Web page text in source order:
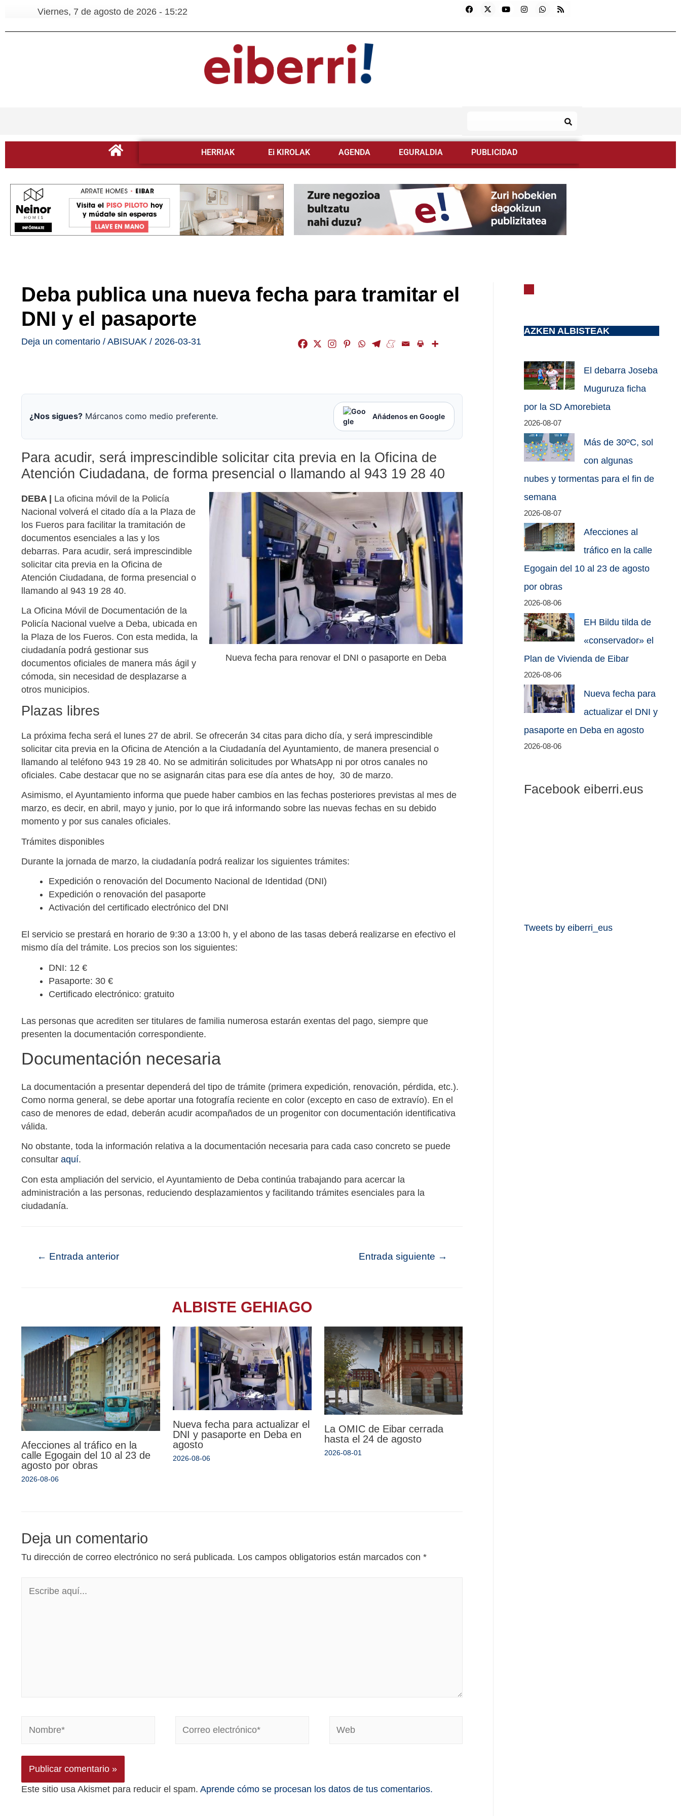
Viernes, 7 de agosto de 2026 - 15:22
HERRIAK Ei KIROLAK AGENDA EGURALDIA PUBLICIDAD
Deba publica una nueva fecha para tramitar el
DNI y el pasaporte
Deja un comentario / ABISUAK / 2026-03-31
¿Nos sigues? Márcanos como medio preferente. Añádenos en Google
Para acudir, será imprescindible solicitar cita previa en la Oficina de
Atención Ciudadana, de forma presencial o llamando al 943 19 28 40
Nueva fecha para renovar el DNI o pasaporte en Deba
DEBA | La oficina móvil de la Policía
Nacional volverá el citado día a la Plaza de
los Fueros para facilitar la tramitación de
documentos esenciales a las y los
debarras. Para acudir, será imprescindible
solicitar cita previa en la Oficina de
Atención Ciudadana, de forma presencial o
llamando al 943 19 28 40.
La Oficina Móvil de Documentación de la
Policía Nacional vuelve a Deba, ubicada en
la Plaza de los Fueros. Con esta medida, la
ciudadanía podrá gestionar sus
documentos oficiales de manera más ágil y
cómoda, sin necesidad de desplazarse a
otros municipios.
Plazas libres
La próxima fecha será el lunes 27 de abril. Se ofrecerán 34 citas para dicho día, y será imprescindible
solicitar cita previa en la Oficina de Atención a la Ciudadanía del Ayuntamiento, de manera presencial o
llamando al teléfono 943 19 28 40. No se admitirán solicitudes por WhatsApp ni por otros canales no
oficiales. Cabe destacar que no se asignarán citas para ese día antes de hoy, 30 de marzo.
Asimismo, el Ayuntamiento informa que puede haber cambios en las fechas posteriores previstas al mes de
marzo, es decir, en abril, mayo y junio, por lo que irá informando sobre las nuevas fechas en su debido
momento y por sus canales oficiales.
Trámites disponibles
Durante la jornada de marzo, la ciudadanía podrá realizar los siguientes trámites:
Expedición o renovación del Documento Nacional de Identidad (DNI)
Expedición o renovación del pasaporte
Activación del certificado electrónico del DNI
El servicio se prestará en horario de 9:30 a 13:00 h, y el abono de las tasas deberá realizarse en efectivo el
mismo día del trámite. Los precios son los siguientes:
DNI: 12 €
Pasaporte: 30 €
Certificado electrónico: gratuito
Las personas que acrediten ser titulares de familia numerosa estarán exentas del pago, siempre que
presenten la documentación correspondiente.
Documentación necesaria
La documentación a presentar dependerá del tipo de trámite (primera expedición, renovación, pérdida, etc.).
Como norma general, se debe aportar una fotografía reciente en color (excepto en caso de extravío). En el
caso de menores de edad, deberán acudir acompañados de un progenitor con documentación identificativa
válida.
No obstante, toda la información relativa a la documentación necesaria para cada caso concreto se puede
consultar aquí.
Con esta ampliación del servicio, el Ayuntamiento de Deba continúa trabajando para acercar la
administración a las personas, reduciendo desplazamientos y facilitando trámites esenciales para la
ciudadanía.
← Entrada anterior Entrada siguiente →
ALBISTE GEHIAGO
Afecciones al tráfico en la
calle Egogain del 10 al 23 de
agosto por obras
2026-08-06
Nueva fecha para actualizar el
DNI y pasaporte en Deba en
agosto
2026-08-06
La OMIC de Eibar cerrada
hasta el 24 de agosto
2026-08-01
Deja un comentario
Tu dirección de correo electrónico no será publicada. Los campos obligatorios están marcados con *
Este sitio usa Akismet para reducir el spam. Aprende cómo se procesan los datos de tus comentarios.
AZKEN ALBISTEAK
El debarra Joseba
Muguruza ficha
por la SD Amorebieta
2026-08-07
Más de 30ºC, sol
con algunas
nubes y tormentas para el fin de
semana
2026-08-07
Afecciones al
tráfico en la calle
Egogain del 10 al 23 de agosto
por obras
2026-08-06
EH Bildu tilda de
«conservador» el
Plan de Vivienda de Eibar
2026-08-06
Nueva fecha para
actualizar el DNI y
pasaporte en Deba en agosto
2026-08-06
Facebook eiberri.eus
Tweets by eiberri_eus